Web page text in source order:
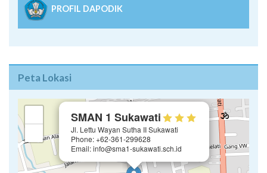
PROFIL DAPODIK
Peta Lokasi
SMAN 1 Sukawati
Jl. Lettu Wayan Sutha II Sukawati
Phone: +62-361-299628
Email: info@sma1-sukawati.sch.id